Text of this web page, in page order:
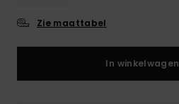
Zie maattabel
In winkelwagen